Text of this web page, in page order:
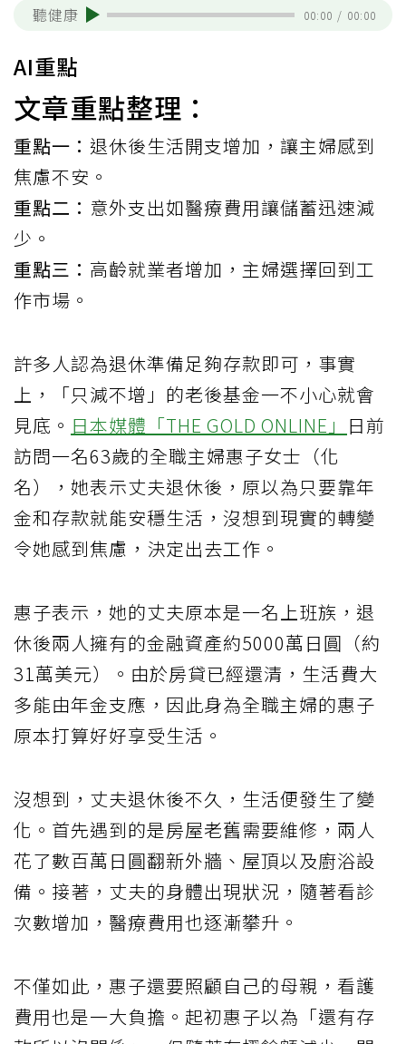
聽健康 00:00 / 00:00
AI重點
文章重點整理：
重點一： 退休後生活開支增加，讓主婦感到
焦慮不安。
重點二： 意外支出如醫療費用讓儲蓄迅速減
少。
重點三： 高齡就業者增加，主婦選擇回到工
作市場。
許多人認為退休準備足夠存款即可，事實
上，「只減不增」的老後基金一不小心就會
見底。 日本媒體「THE GOLD ONLINE」 日前
訪問一名63歲的全職主婦惠子女士（化
名），她表示丈夫退休後，原以為只要靠年
金和存款就能安穩生活，沒想到現實的轉變
令她感到焦慮，決定出去工作。
惠子表示，她的丈夫原本是一名上班族，退
休後兩人擁有的金融資產約5000萬日圓（約
31萬美元）。由於房貸已經還清，生活費大
多能由年金支應，因此身為全職主婦的惠子
原本打算好好享受生活。
沒想到，丈夫退休後不久，生活便發生了變
化。首先遇到的是房屋老舊需要維修，兩人
花了數百萬日圓翻新外牆、屋頂以及廚浴設
備。接著，丈夫的身體出現狀況，隨著看診
次數增加，醫療費用也逐漸攀升。
不僅如此，惠子還要照顧自己的母親，看護
費用也是一大負擔。起初惠子以為「還有存